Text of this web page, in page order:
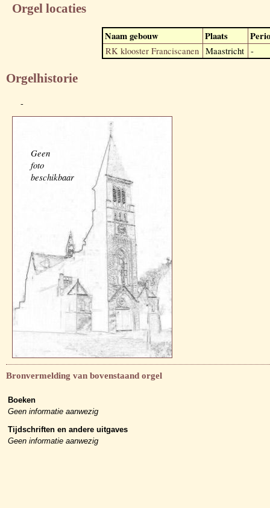
Orgel locaties
Naam gebouw Plaats
RK klooster Franciscanen Maastricht -
Orgelhistorie
-
Geen
foto
beschikbaar
Bronvermelding van bovenstaand orgel
Boeken
Geen informatie aanwezig
Tijdschriften en andere uitgaves
Geen informatie aanwezig